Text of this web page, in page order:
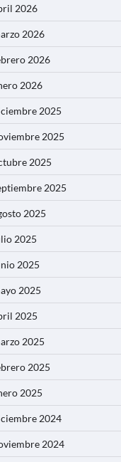
2026
2026
2026
2026
2025
2025
2025
2025
2025
2025
2025
2025
2025
2025
2025
2025
2024
2024